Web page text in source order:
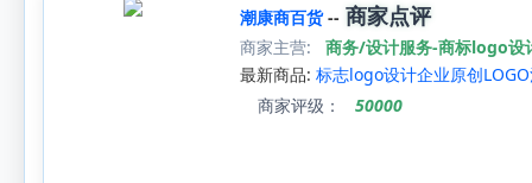
潮康商百货-- 商家点评
商家主营:
商务/设计服务-商标logo设
最新商品: 标志logo设计企业原创
商家评级：
50000